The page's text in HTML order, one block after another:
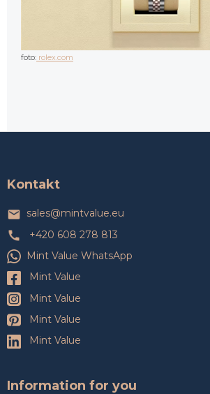
foto: rolex.com
Kontakt
sales@mintvalue.eu
+420 608 278 813
Mint Value WhatsApp
Mint Value
Mint Value
Mint Value
Mint Value
Information for you